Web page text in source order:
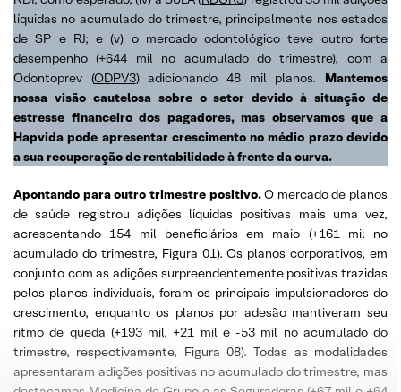
líquidas no acumulado do trimestre, principalmente nos estados
de SP e RJ; e (v) o mercado odontológico teve outro forte
desempenho (+644 mil no acumulado do trimestre), com a
Odontoprev (ODPV3) adicionando 48 mil planos. Mantemos
nossa visão cautelosa sobre o setor devido à situação de
estresse financeiro dos pagadores, mas observamos que a
Hapvida pode apresentar crescimento no médio prazo devido
a sua recuperação de rentabilidade à frente da curva.
Apontando para outro trimestre positivo.O mercado de planos
de saúde registrou adições líquidas positivas mais uma vez,
acrescentando 154 mil beneficiários em maio (+161 mil no
acumulado do trimestre, Figura 01). Os planos corporativos, em
conjunto com as adições surpreendentemente positivas trazidas
pelos planos individuais, foram os principais impulsionadores do
crescimento, enquanto os planos por adesão mantiveram seu
ritmo de queda (+193 mil, +21 mil e -53 mil no acumulado do
trimestre, respectivamente, Figura 08). Todas as modalidades
apresentaram adições positivas no acumulado do trimestre, mas